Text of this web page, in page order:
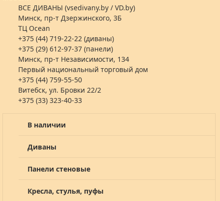
ВСЕ ДИВАНЫ (vsedivany.by / VD.by)
Минск, пр-т Дзержинского, 3Б
ТЦ Ocean
+375 (44) 719-22-22 (диваны)
+375 (29) 612-97-37 (панели)
Минск, пр-т Независимости, 134
Первый национальный торговый дом
+375 (44) 759-55-50
Витебск, ул. Бровки 22/2
+375 (33) 323-40-33
В наличии
Диваны
Панели стеновые
Кресла, стулья, пуфы